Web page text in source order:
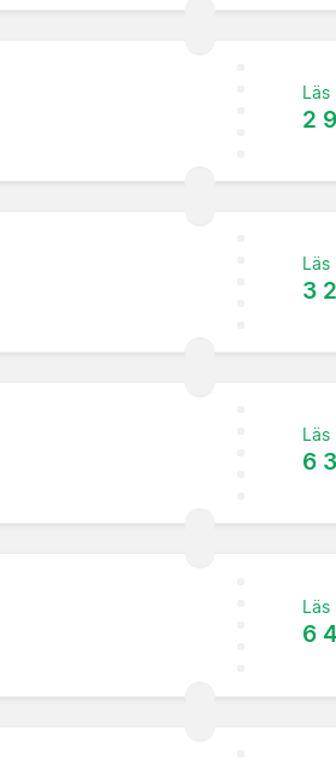
Läs
2
Läs
3
Läs
6
Läs
6